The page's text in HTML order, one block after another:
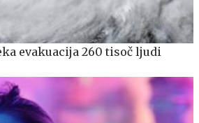
evakuacija 260 tisoč ljudi